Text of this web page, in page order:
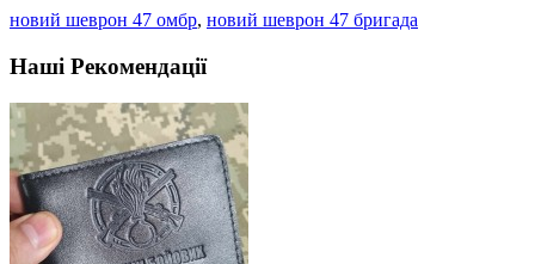
новий шеврон 47 омбр, новий шеврон 47 бригада
Наші Рекомендації